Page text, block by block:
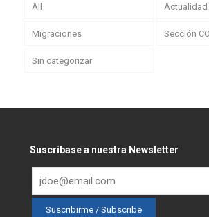
All Actualidad
Migraciones Sección
Sin categorizar
Suscríbase a nuestra Newsletter